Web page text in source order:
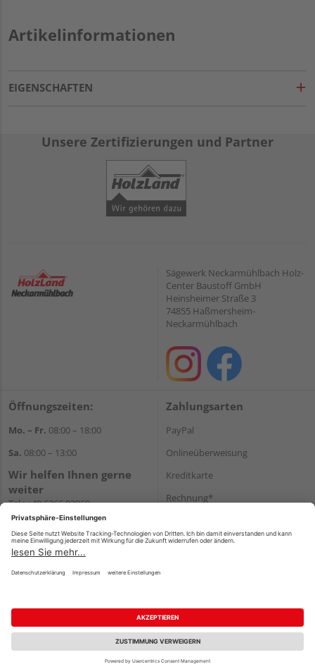
Artikelinformationen
EIGENSCHAFTEN
Unsere Zertifizierungen und Partner
Sägewerk Neckarmühlbach Holz-
Center Baustoff GmbH
Heinsheimer Straße 3
74855 Haßmersheim-
Neckarmühlbach
Öffnungszeiten:
Mo. – Fr. 08:00 – 18:00
Sa. 08:00 – 13:00
Wir helfen Ihnen gerne
weiter
Tel.:+49 6266 92060
E-Mail:shop@holzcenter-shop.de
Zahlungsarten
PayPal
Onlineüberweisung
Kreditkarte
Rechnung*
Versand
Impressum AGB Widerruf
Datenschutz
Reservierungsbedingungen
Vertrag widerrufen